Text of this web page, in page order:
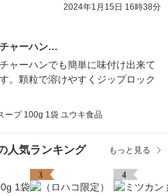
2024年1月15日 16時38分
ャーハン…
ャーハンでも簡単に味付け出来て
。顆粒で溶けやすくジップロック
プ 100g 1袋 ユウキ食品
人気ランキング もっと見る
3 4